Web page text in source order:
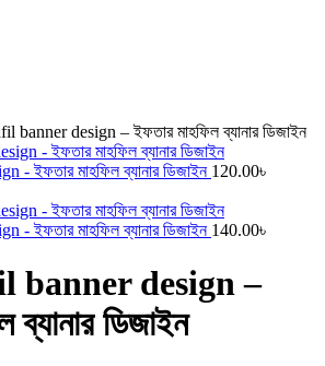
banner design – ইফতার মাহফিল ব্যানার ডিজাইন
ইফতার মাহফিল ব্যানার ডিজাইন 120.00৳
ইফতার মাহফিল ব্যানার ডিজাইন 140.00৳
banner design –
ব্যানার ডিজাইন